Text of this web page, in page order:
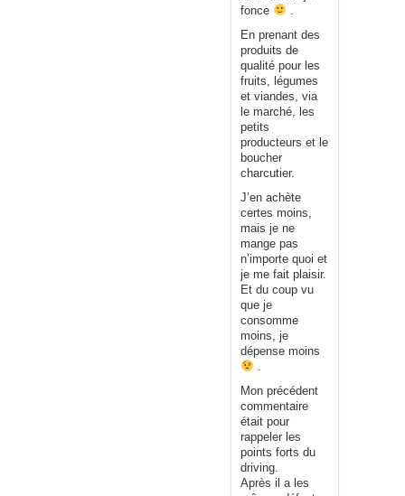
fonce
.
En prenant des
produits de
qualité pour les
fruits, légumes
et viandes, via
le marché, les
petits
producteurs et le
boucher
charcutier.
J’en achète
certes moins,
mais je ne
mange pas
n’importe quoi et
je me fait plaisir.
Et du coup vu
que je
consomme
moins, je
dépense moins
.
Mon précédent
commentaire
était pour
rappeler les
points forts du
driving.
Après il a les